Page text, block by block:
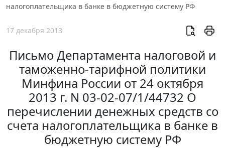
налогоплательщика в банке в бюджетную систему РФ
17 декабря 2013
Письмо Департамента налоговой и
таможенно-тарифной политики
Минфина России от 24 октября
2013 г. N 03-02-07/1/44732 О
перечислении денежных средств со
счета налогоплательщика в банке в
бюджетную систему РФ